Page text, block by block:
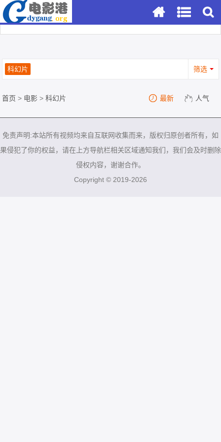
科幻片 筛选
首页 > 电影 >科幻片 最新 人气
免责声明:本站所有视频均来自互联网收集而来，版权归原创者所有，如
果侵犯了你的权益，请在上方导航栏相关区域通知我们，我们会及时删除
侵权内容，谢谢合作。
Copyright © 2019-2026